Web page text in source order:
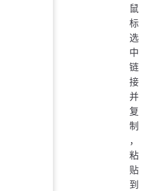
鼠
标
选
中
链
接
并
复
制
，
粘
贴
到